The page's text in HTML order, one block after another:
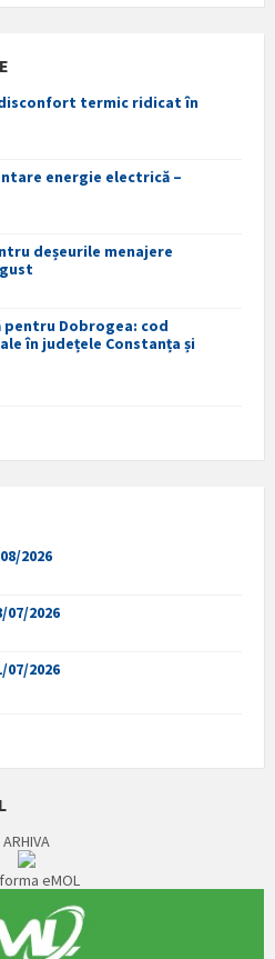
disconfort termic ridicat în
energie electrică –
deșeurile menajere
Dobrogea: cod
în județele Constanța și
2026
2026
2026
ARHIVA
eMOL